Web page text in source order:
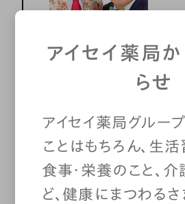
お笑い芸人1000人
人」ランキングで第1
YouTube：三拍子
annel
高倉陵さん（左）
アイセイ薬局
らせ
アイセイ薬局グルー
ことはもちろん、生活
食事・栄養のこと、
ど、健康にまつわる